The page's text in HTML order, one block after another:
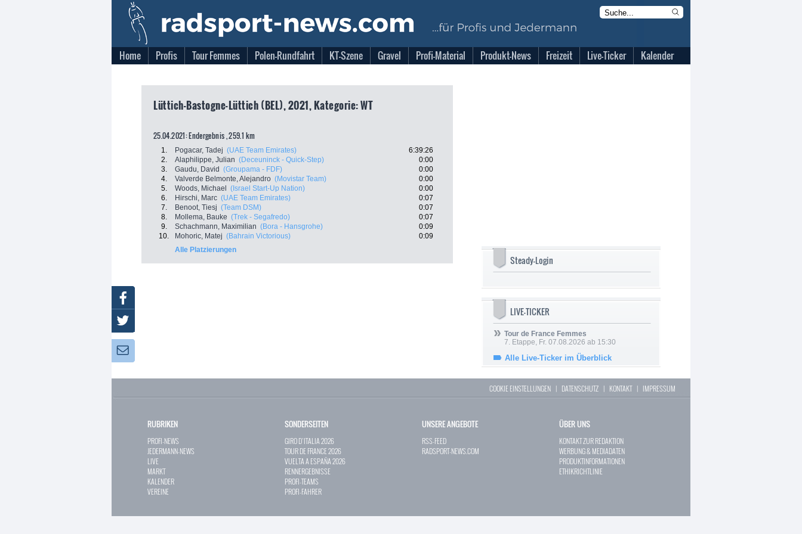
Home Profis Tour Femmes Polen-Rundfahrt KT-Szene Gravel Profi-Material Produkt-News Freizeit Live-Ticker Kalender
Lüttich-Bastogne-Lüttich (BEL), 2021, Kategorie: WT
25.04.2021: Endergebnis , 259.1 km
1. Pogacar, Tadej (UAE Team Emirates)
6:39:26
2.
Alaphilippe, Julian (Deceuninck - Quick-Step)
0:00
3.
Gaudu, David (Groupama - FDF)
0:00
4.
Valverde Belmonte, Alejandro (Movistar Team)
0:00
5.
Woods, Michael (Israel Start-Up Nation)
0:00
6.
Hirschi, Marc (UAE Team Emirates)
0:07
7.
Benoot, Tiesj (Team DSM)
0:07
8.
Mollema, Bauke (Trek - Segafredo)
0:07
9.
Schachmann, Maximilian (Bora - Hansgrohe)
0:09
10.
Mohoric, Matej (Bahrain Victorious)
0:09
Alle Platzierungen
Steady-Login
LIVE-TICKER
Tour de France Femmes
7. Etappe, Fr. 07.08.2026 ab 15:30
Alle Live-Ticker im Überblick
COOKIE EINSTELLUNGEN | DATENSCHUTZ | KONTAKT| IMPRESSUM
RUBRIKEN
PROFI-NEWS
JEDERMANN-NEWS
LIVE
MARKT
KALENDER
VEREINE
SONDERSEITEN
GIRO D`ITALIA 2026
TOUR DE FRANCE 2026
VUELTA A ESPAÑA 2026
RENNERGEBNISSE
PROFI-TEAMS
PROFI-FAHRER
UNSERE ANGEBOTE
RSS-FEED
RADSPORT-NEWS.COM
ÜBER UNS
KONTAKT ZUR REDAKTION
WERBUNG & MEDIADATEN
PRODUKTINFORMATIONEN
ETHIKRICHTLINIE